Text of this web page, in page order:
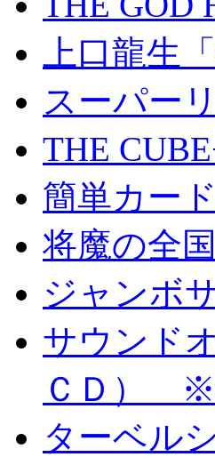
上口龍生
スーパー
THE
簡単カー
将魔の全
ジャンボ
サウンド
ＣＤ） ※
ターベル